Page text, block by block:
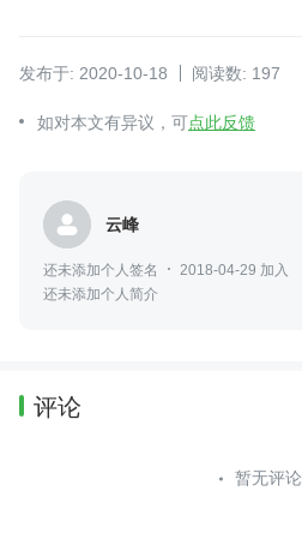
发布于: 2020-10-18 阅读数: 197
如对本文有异议，可点此反馈
云峰
还未添加个人签名
2018-04-29 加入
还未添加个人简介
评论
暂无评论